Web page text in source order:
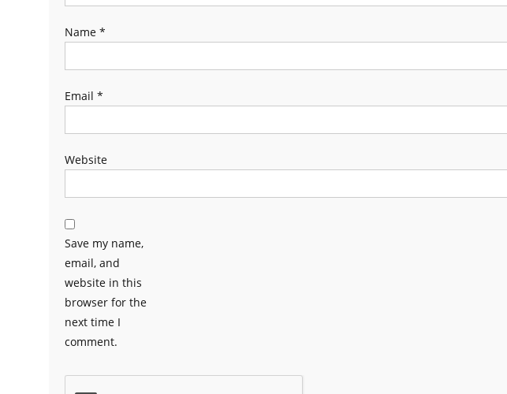
Name *
Email *
Website
Save my name,
email, and
website in this
browser for the
next time I
comment.